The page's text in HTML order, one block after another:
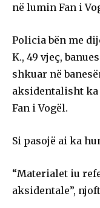
në lumin Fan i
Policia bën me
K., 49 vjeç,
shkuar në
aksidentalisht
Fan i Vogël.
Si pasojë ai ka
“Materialet iu
aksidentale”,